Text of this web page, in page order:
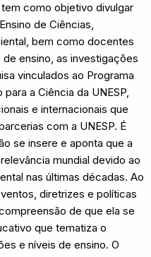
como objetivo divulgar
de Ciências,
bem como docentes
ensino, as investigações
vinculados ao Programa
a Ciência da UNESP,
e internacionais que
com a UNESP. É
se insere e aponta que a
mundial devido ao
nas últimas décadas. Ao
diretrizes e políticas
de que ela se
que tematiza o
e níveis de ensino. O